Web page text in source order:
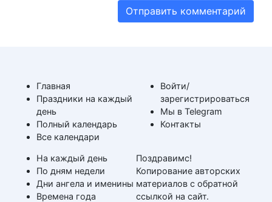
Главная
Праздники на каждый
день
Полный календарь
Все календари
На каждый день
По дням недели
Дни ангела и именины
Времена года
Войти/
зарегистрироваться
Мы в Telegram
Контакты
Поздравимс!
Копирование авторских
материалов с обратной
ссылкой на сайт.